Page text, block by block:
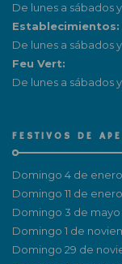
De lunes a sábados
Establecimientos:
De lunes a sábados
Feu Vert:
De lunes a sábados
FESTIVOS DE
Domingo 4 de enero
Domingo 11 de enero
Domingo 3 de mayo
Domingo 1 de
Domingo 29 de